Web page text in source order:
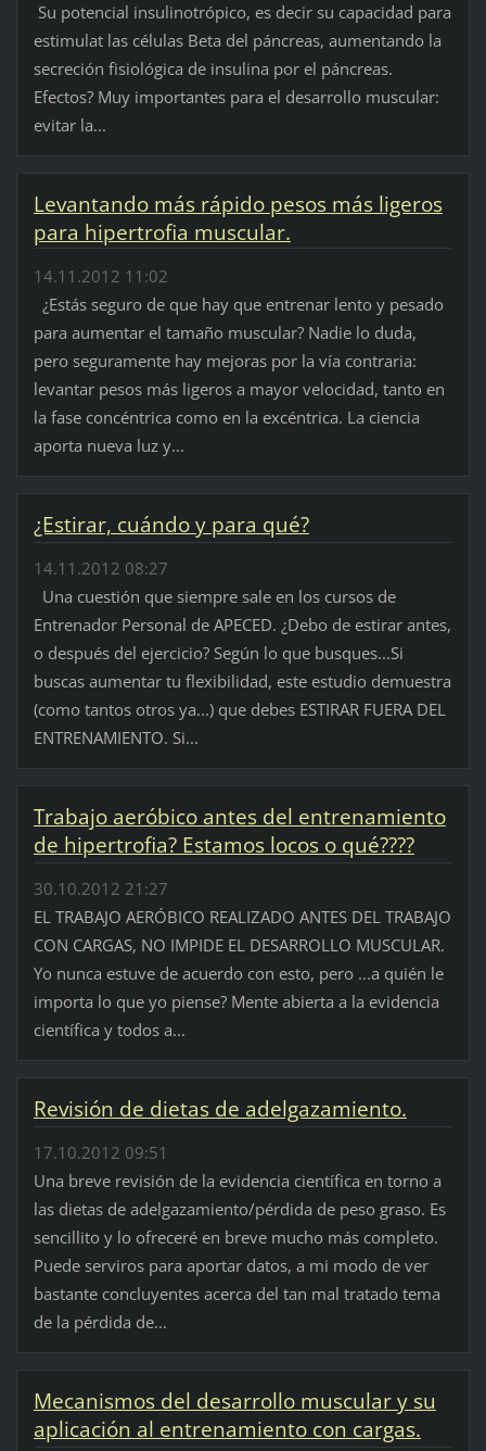
Su potencial insulinotrópico, es decir su capacidad para
estimulat las células Beta del páncreas, aumentando la
secreción fisiológica de insulina por el páncreas.
Efectos? Muy importantes para el desarrollo muscular:
evitar la...
Levantando más rápido pesos más ligeros
para hipertrofia muscular.
14.11.2012 11:02
¿Estás seguro de que hay que entrenar lento y pesado
para aumentar el tamaño muscular? Nadie lo duda,
pero seguramente hay mejoras por la vía contraria:
levantar pesos más ligeros a mayor velocidad, tanto en
la fase concéntrica como en la excéntrica. La ciencia
aporta nueva luz y...
¿Estirar, cuándo y para qué?
14.11.2012 08:27
Una cuestión que siempre sale en los cursos de
Entrenador Personal de APECED. ¿Debo de estirar antes,
o después del ejercicio? Según lo que busques...Si
buscas aumentar tu flexibilidad, este estudio demuestra
(como tantos otros ya...) que debes ESTIRAR FUERA DEL
ENTRENAMIENTO. Si...
Trabajo aeróbico antes del entrenamiento
de hipertrofia? Estamos locos o qué????
30.10.2012 21:27
EL TRABAJO AERÓBICO REALIZADO ANTES DEL TRABAJO
CON CARGAS, NO IMPIDE EL DESARROLLO MUSCULAR.
Yo nunca estuve de acuerdo con esto, pero ...a quién le
importa lo que yo piense? Mente abierta a la evidencia
científica y todos a...
Revisión de dietas de adelgazamiento.
17.10.2012 09:51
Una breve revisión de la evidencia científica en torno a
las dietas de adelgazamiento/pérdida de peso graso. Es
sencillito y lo ofreceré en breve mucho más completo.
Puede serviros para aportar datos, a mi modo de ver
bastante concluyentes acerca del tan mal tratado tema
de la pérdida de...
Mecanismos del desarrollo muscular y su
aplicación al entrenamiento con cargas.